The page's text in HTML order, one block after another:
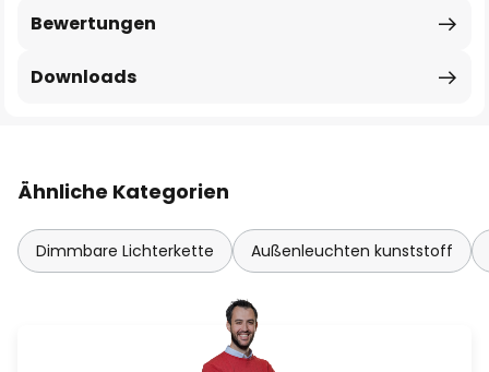
Bewertungen
Downloads
Ähnliche Kategorien
Dimmbare Lichterkette Außenleuchten kunststoff